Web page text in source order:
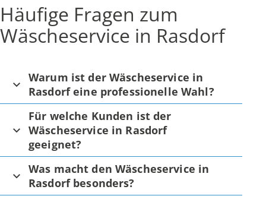
Häufige Fragen zum
Wäscheservice in Rasdorf
Warum ist der Wäscheservice in
Rasdorf eine professionelle Wahl?
Für welche Kunden ist der
Wäscheservice in Rasdorf
geeignet?
Was macht den Wäscheservice in
Rasdorf besonders?